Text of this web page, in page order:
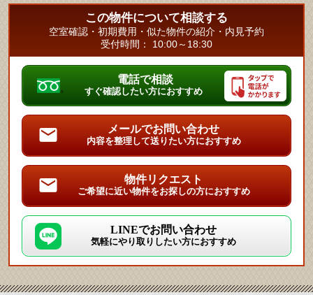
この物件について相談する
空室確認・初期費用・似た物件の紹介・内見予約
受付時間： 10:00～18:30
電話で相談
すぐ確認したい方におすすめ
メールでお問い合わせ
内容を整理して送りたい方におすすめ
物件リクエスト
ご希望に近い物件をお探しの方におすすめ
LINEでお問い合わせ
気軽にやり取りしたい方におすすめ